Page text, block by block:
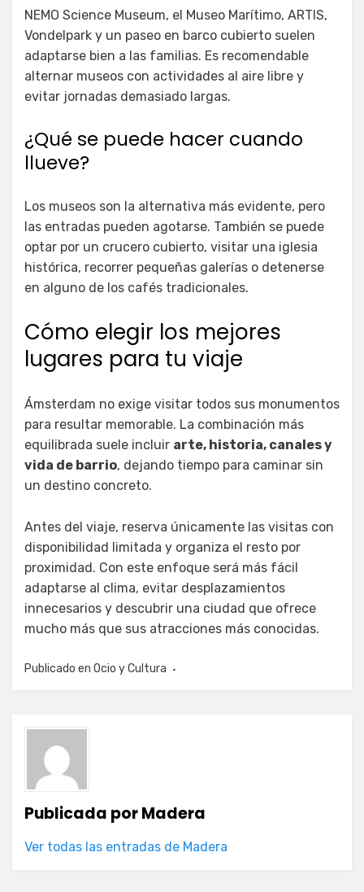
NEMO Science Museum, el Museo Marítimo, ARTIS,
Vondelpark y un paseo en barco cubierto suelen
adaptarse bien a las familias. Es recomendable
alternar museos con actividades al aire libre y
evitar jornadas demasiado largas.
¿Qué se puede hacer cuando
llueve?
Los museos son la alternativa más evidente, pero
las entradas pueden agotarse. También se puede
optar por un crucero cubierto, visitar una iglesia
histórica, recorrer pequeñas galerías o detenerse
en alguno de los cafés tradicionales.
Cómo elegir los mejores
lugares para tu viaje
Ámsterdam no exige visitar todos sus monumentos
para resultar memorable. La combinación más
equilibrada suele incluir arte, historia, canales y
vida de barrio, dejando tiempo para caminar sin
un destino concreto.
Antes del viaje, reserva únicamente las visitas con
disponibilidad limitada y organiza el resto por
proximidad. Con este enfoque será más fácil
adaptarse al clima, evitar desplazamientos
innecesarios y descubrir una ciudad que ofrece
mucho más que sus atracciones más conocidas.
Publicado en Ocio y Cultura
Publicada porMadera
Ver todas las entradas de Madera